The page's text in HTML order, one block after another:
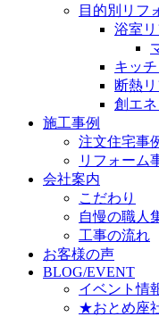
目的別リフ
浴室
キッ
断熱
創エ
施工事例
注文住宅事
リフォーム
会社案内
こだわり
自慢の職人
工事の流れ
お客様の声
BLOG/EVENT
イベント情
★おとめ座